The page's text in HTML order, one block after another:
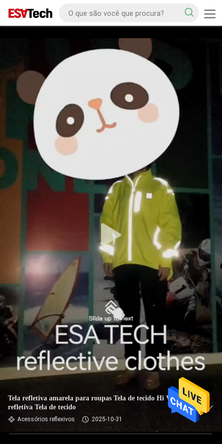
Tela refletiva amarela para roupas Tela de tecido Hi Vis Tela
refletiva Tela de tecido
Acessórios reflexivos 2025-10-31